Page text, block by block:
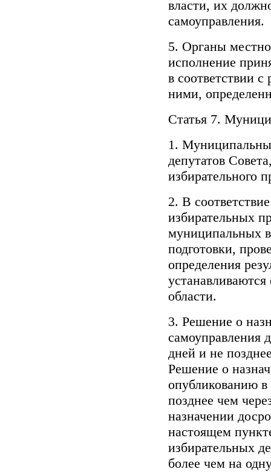
власти, их
самоуправления.
5. Органы
исполнение
в соответствии
ними,
Статья 7.
1.
депутатов
избирательного
2. В
избирательных
муниципальных
подготовки,
определения
области.
3. Решение о
самоуправления
дней и не
Решение о
опубликованию
позднее чем
назначении
настоящем
избирательных
более чем на